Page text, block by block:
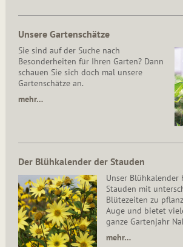
Unsere Gartenschätze
Sie sind auf der Suche nach
Besonderheiten für Ihren Garten? Dann
schauen Sie sich doch mal unsere
Gartenschätze an.
mehr…
Der Blühkalender der Stauden
Unser
Stauden mit
Blütezeiten zu
Auge und bietet
ganze Gartenjahr
mehr…